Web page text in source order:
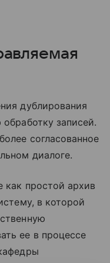
дублирования
записей.
согласованное
диалоге.
простой архив
в которой
ее в процессе